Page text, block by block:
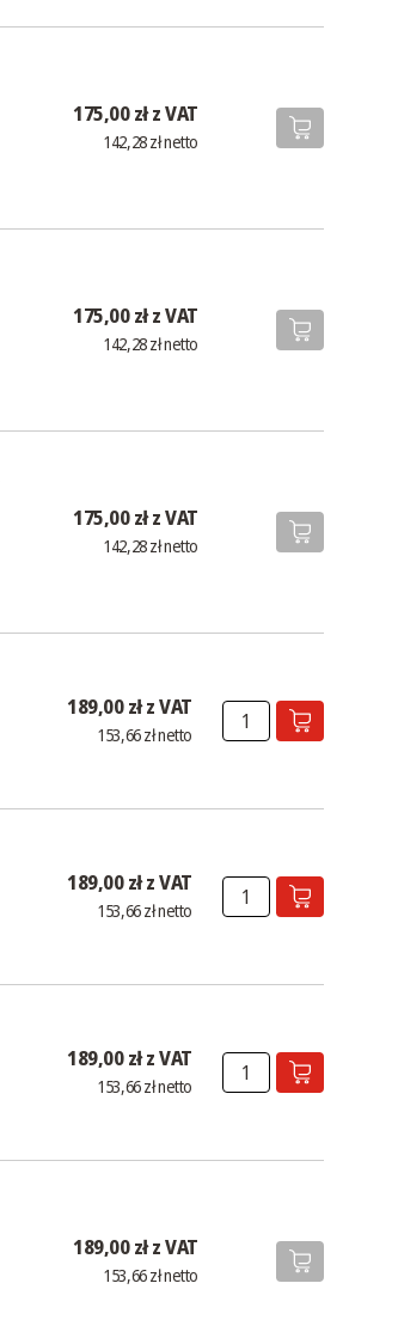
175,00 zł z VAT
142,28 zł netto
175,00 zł z VAT
142,28 zł netto
175,00 zł z VAT
142,28 zł netto
189,00 zł z VAT
153,66 zł netto
189,00 zł z VAT
153,66 zł netto
189,00 zł z VAT
153,66 zł netto
189,00 zł z VAT
153,66 zł netto